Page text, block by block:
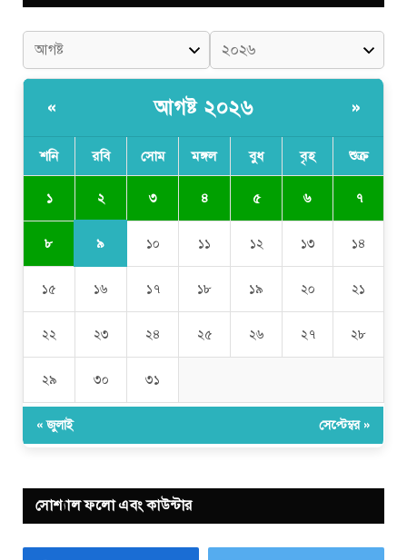
« আগষ্ট ২০২৬ »
শনি রবি সোম মঙ্গল বুধ বৃহ শুক্র
১ ২ ৩ ৪ ৫ ৬ ৭
৮ ৯ ১০ ১১ ১২ ১৩ ১৪
১৫ ১৬ ১৭ ১৮ ১৯ ২০ ২১
২২ ২৩ ২৪ ২৫ ২৬ ২৭ ২৮
২৯ ৩০ ৩১
« জুলাই সেপ্টেম্বর »
সোশ্যাল ফলো এবং কাউন্টার